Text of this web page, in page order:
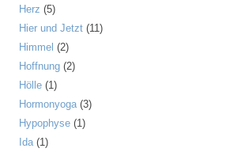
Herz (5)
Hier und Jetzt (11)
Himmel (2)
Hoffnung (2)
Hölle (1)
Hormonyoga(3)
Hypophyse (1)
Ida(1)